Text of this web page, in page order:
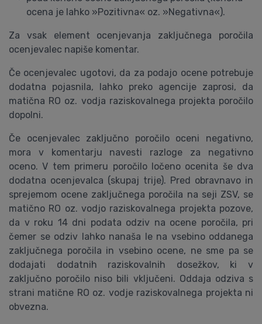
ocena je lahko »Pozitivna« oz. »Negativna«).
Za vsak element ocenjevanja zaključnega poročila
ocenjevalec napiše komentar.
Če ocenjevalec ugotovi, da za podajo ocene potrebuje
dodatna pojasnila, lahko preko agencije zaprosi, da
matična RO oz. vodja raziskovalnega projekta poročilo
dopolni.
Če ocenjevalec zaključno poročilo oceni negativno,
mora v komentarju navesti razloge za negativno
oceno. V tem primeru poročilo ločeno ocenita še dva
dodatna ocenjevalca (skupaj trije). Pred obravnavo in
sprejemom ocene zaključnega poročila na seji ZSV, se
matično RO oz. vodjo raziskovalnega projekta pozove,
da v roku 14 dni podata odziv na ocene poročila, pri
čemer se odziv lahko nanaša le na vsebino oddanega
zaključnega poročila in vsebino ocene, ne sme pa se
dodajati dodatnih raziskovalnih dosežkov, ki v
zaključno poročilo niso bili vključeni. Oddaja odziva s
strani matične RO oz. vodje raziskovalnega projekta ni
obvezna.